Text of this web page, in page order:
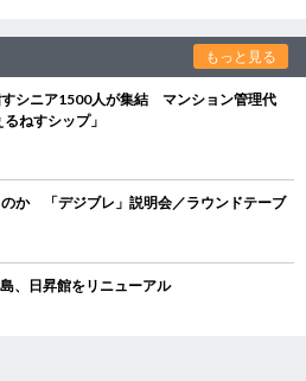
もっと見る
すシニア1500人が集結 マンション管理代
ねすシップ」
か 「デジブレ」説明会／ラウンドテーブ
、日昇館をリニューアル